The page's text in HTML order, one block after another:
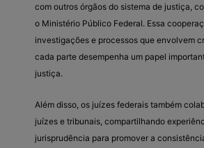
com outros órgãos do sistema de justiça,
o Ministério Público Federal. Essa
investigações e processos que envolvem
cada parte desempenha um papel
justiça.
Além disso, os juízes federais também
juízes e tribunais, compartilhando
jurisprudência para promover a